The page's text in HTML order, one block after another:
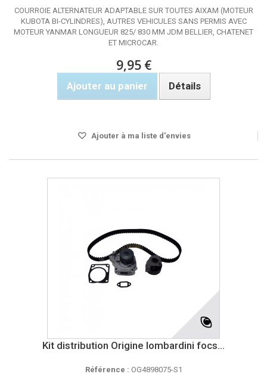
COURROIE ALTERNATEUR ADAPTABLE SUR TOUTES AIXAM (MOTEUR
KUBOTA BI-CYLINDRES), AUTRES VEHICULES SANS PERMIS AVEC
MOTEUR YANMAR LONGUEUR 825/ 830 MM JDM BELLIER, CHATENET
ET MICROCAR.
9,95 €
Ajouter au panier Détails
Ajouter à ma liste d'envies
Kit distribution Origine lombardini focs...
Référence : OG4898075-S1